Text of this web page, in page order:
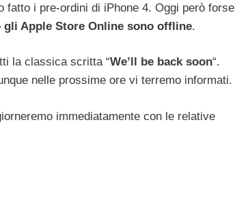
fatto i pre-ordini di iPhone 4. Oggi però forse
gli Apple Store Online sono offline.
la classica scritta “We’ll be back soon“.
nelle prossime ore vi terremo informati.
immediatamente con le relative